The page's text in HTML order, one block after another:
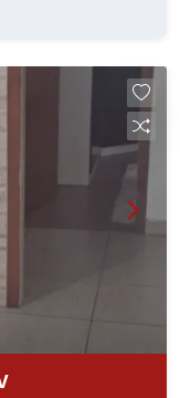
Edícula
garagem;
possui
visita. Não
de morar em
e grande